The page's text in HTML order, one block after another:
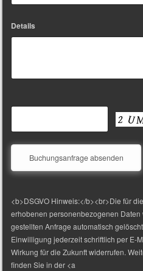
Details
<b>DSGVO Hinweis:</b><br>Die für
erhobenen personenbezogenen
gestellten Anfrage automatisch
Einwilligung jederzeit schriftlich per E-
Wirkung für die Zukunft widerrufen.
finden Sie in der <a